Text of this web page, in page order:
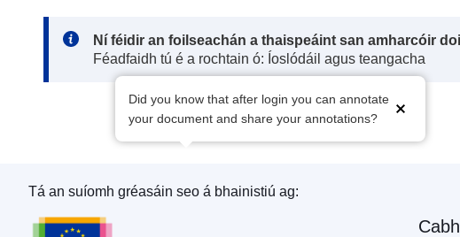
Note:
Ní féidir an foilseachán a thaispeáint san amharcóir
Féadfaidh tú é a rochtain ó: Íoslódáil agus teangacha
Did you know that after login you can annotate
your document and share your annotations?
Oifig Foilseachán an Aontais Eorpaigh
Tá an suíomh gréasáin seo á bhainistiú ag: